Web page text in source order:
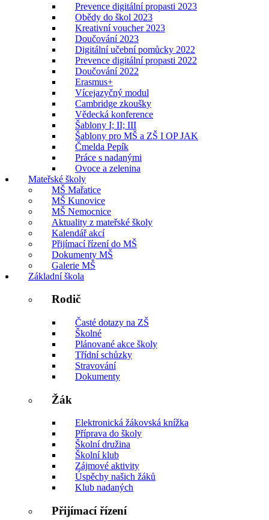
Prevence digitální propasti 2023
Obědy do škol 2023
Kreativní voucher 2023
Doučování 2023
Digitální učební pomůcky 2022
Prevence digitální propasti 2022
Doučování 2022
Erasmus+
Vícejazyčný modul
Cambridge zkoušky
Vědecká konference
Šablony I; II; III
Šablony pro MŠ a ZŠ I OP JAK
Čmelda Pepík
Práce s nadanými
Ovoce a zelenina
Mateřské školy
MŠ Mařatice
MŠ Kunovice
MŠ Nemocnice
Aktuality z mateřské školy
Kalendář akcí
Přijímací řízení do MŠ
Dokumenty MŠ
Galerie MŠ
Základní škola
Rodič
Časté dotazy na ZŠ
Školné
Plánované akce školy
Třídní schůzky
Stravování
Dokumenty
Žák
Elektronická žákovská knížka
Příprava do školy
Školní družina
Školní klub
Zájmové aktivity
Úspěchy našich žáků
Klub nadaných
Přijímací řízení